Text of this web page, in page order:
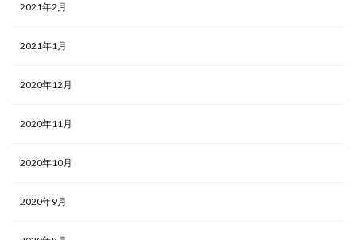
2021年2月
2021年1月
2020年12月
2020年11月
2020年10月
2020年9月